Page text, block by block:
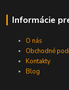
Informácie
O nás
Obchodné
Kontakty
Blog